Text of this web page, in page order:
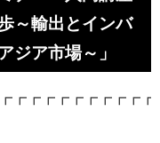
輸出とインバ
ジア市場～」